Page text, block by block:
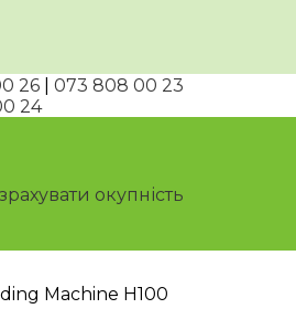
26
073 808 00 23
24
окупність
Machine H100